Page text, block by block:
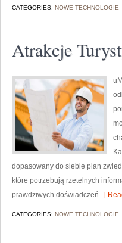
CATEGORIES: NOWE TECHNOLOGIE
Atrakcje
dopasowany do siebie plan
które potrzebują rzetelnych
prawdziwych doświadczeń. [
CATEGORIES: NOWE TECHNOLOGIE